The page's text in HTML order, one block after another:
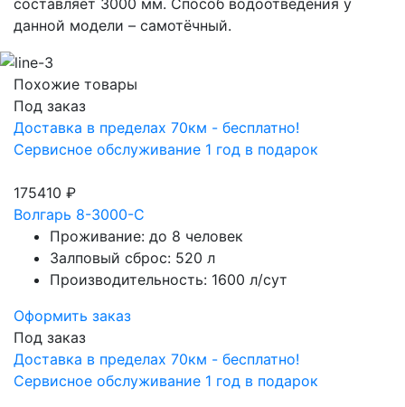
данной модели – самотёчный.
Похожие товары
Под заказ
Доставка в пределах 70км - бесплатно!
Сервисное обслуживание 1 год в подарок
175410 ₽
Волгарь 8-3000-С
Проживание: до 8 человек
Залповый сброс: 520 л
Производительность: 1600 л/сут
Оформить заказ
Под заказ
Доставка в пределах 70км - бесплатно!
Сервисное обслуживание 1 год в подарок